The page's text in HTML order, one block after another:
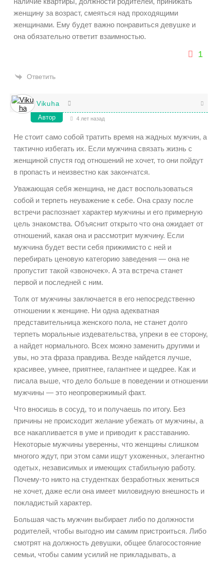
женщину за возраст, смеяться над проходящими
женщинами. Ему будет важно понравиться девушке и
она обязательно ответит взаимностью.
1
Ответить
Vikuha
Автор 4 лет назад
Не стоит само собой тратить время на жадных мужчин, а
тактично избегать их. Если мужчина связать жизнь с
женщиной спустя год отношений не хочет, то они пойдут
в пропасть и неизвестно как закончатся.
Уважающая себя женщина, не даст воспользоваться
собой и терпеть неуважение к себе. Она сразу после
встречи распознает характер мужчины и его примерную
цель знакомства. Объяснит открыто что она ожидает от
отношений, какая она и рассмотрит мужчину. Если
мужчина будет вести себя прижимисто с ней и
перебирать ценовую категорию заведения — она не
пропустит такой «звоночек». А эта встреча станет
первой и последней с ним.
Толк от мужчины заключается в его непосредственно
отношении к женщине. Ни одна адекватная
представительница женского пола, не станет долго
терпеть моральные издевательства, упреки в ее сторону,
а найдет нормального. Всех можно заменить другими и
увы, но эта фраза правдива. Везде найдется лучше,
красивее, умнее, приятнее, галантнее и щедрее. Как и
писала выше, что дело больше в поведении и отношении
мужчины — это неопровержимый факт.
Что вносишь в сосуд, то и получаешь по итогу. Без
причины не происходит желание убежать от мужчины, а
все накапливается в уме и приводит к расставанию.
Некоторые мужчины уверенны, что женщины слишком
многого ждут, при этом сами ищут ухоженных, элегантно
одетых, независимых и имеющих стабильную работу.
Почему-то никто на студентках безработных жениться
не хочет, даже если она имеет миловидную внешность и
покладистый характер.
Большая часть мужчин выбирает либо по должности
родителей, чтобы выгодно им самим пристроиться. Либо
смотрят на должность девушки, общее благосостояние
семьи, чтобы самим усилий не прикладывать, а